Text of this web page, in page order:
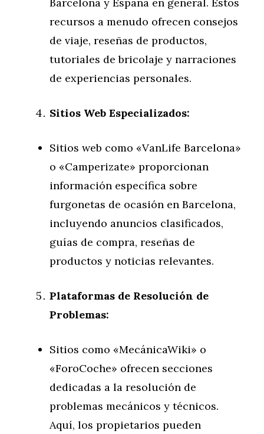
recursos a menudo ofrecen consejos
de viaje, reseñas de productos,
tutoriales de bricolaje y narraciones
de experiencias personales.
Sitios Web Especializados:
Sitios web como «VanLife Barcelona»
o «Camperizate» proporcionan
información específica sobre
furgonetas de ocasión en Barcelona,
incluyendo anuncios clasificados,
guías de compra, reseñas de
productos y noticias relevantes.
Plataformas de Resolución de
Problemas:
Sitios como «MecánicaWiki» o
«ForoCoche» ofrecen secciones
dedicadas a la resolución de
problemas mecánicos y técnicos.
Aquí, los propietarios pueden